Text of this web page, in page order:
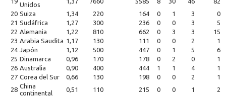
Unidos
20 Suiza 1,34 220 164 0 1 3
0
21 Sudáfrica 1,27 300 236 0 0 3
5
22 Alemania 1,22 810 662 0 3 3
15
23 Arabia Saudita 1,17 130 111 0 0 2
1
24 Japón 1,12 500 447 0 1 5
6
25 Dinamarca 0,96 170 178 0 2 0
1
26 Australia 0,90 400 444 1 1 4
1
27 Corea del Sur 0,66 130 198 0 0 2
1
28 China
continental
0,51 110 215 0 0 1 2